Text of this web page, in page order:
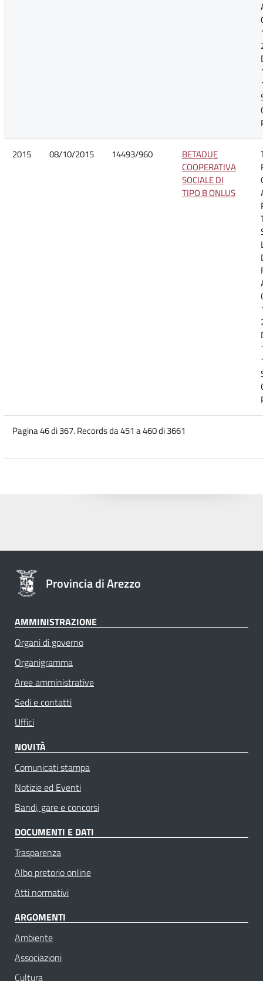
2015 08/10/2015 14493/960
BETADUE
COOPERATIVA
SOCIALE DI
TIPO B ONLUS
Pagina 46 di 367. Records da 451 a 460 di 3661
Provincia di Arezzo
AMMINISTRAZIONE
Organi di governo
Organigramma
Aree amministrative
Sedi e contatti
Uffici
NOVITÀ
Comunicati stampa
Notizie ed Eventi
Bandi, gare e concorsi
DOCUMENTI E DATI
Trasparenza
Albo pretorio online
Atti normativi
ARGOMENTI
Ambiente
Associazioni
Cultura